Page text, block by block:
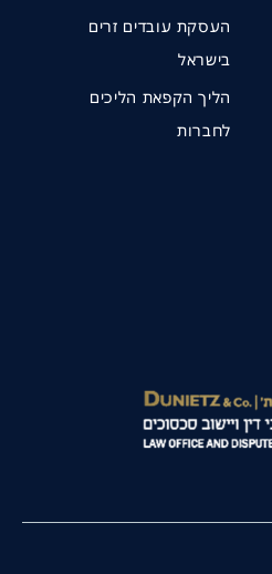
העסקת עובדים זרים
בישראל
הליך הקפאת הליכים
לחברות